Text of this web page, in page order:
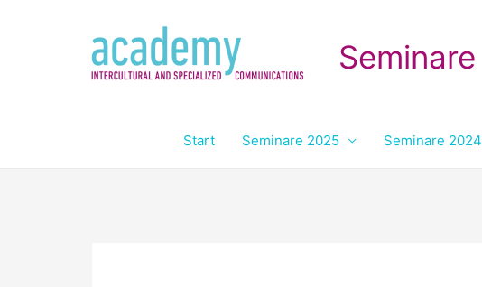
Seminare
Start Seminare 2025 Seminare 2024